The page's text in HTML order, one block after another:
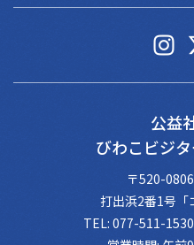
公益
びわこビジ
〒520-
打出浜2番1号「
TEL: 077-511-